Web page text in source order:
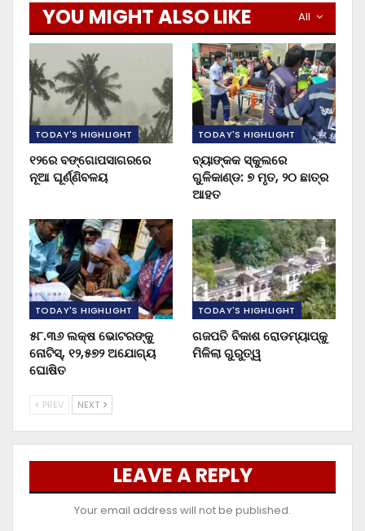
All
YOU MIGHT ALSO LIKE
TODAY'S HIGHLIGHT
୧୨ରେ ବଙ୍ଗୋପସାଗରରେ
ନୂଆ ଘୂର୍ଣ୍ଣିବଳୟ
TODAY'S HIGHLIGHT
ବ୍ୟାଙ୍କକ ସ୍କୁଲରେ
ଗୁଳିକାଣ୍ଡ: ୭ ମୃତ, ୨୦ ଛାତ୍ର
ଆହତ
TODAY'S HIGHLIGHT
୫୮.୩୬ ଲକ୍ଷ ଭୋଟରଙ୍କୁ
ନୋଟିସ୍‌, ୧୨,୫୭୨ ଅଯୋଗ୍ୟ
ଘୋଷିତ
TODAY'S HIGHLIGHT
ଗଜପତି ବିକାଶ ରୋଡମ୍ୟାପ୍‌କୁ
ମିଳିଲା ଗୁରୁତ୍ୱ
PREV NEXT
LEAVE A REPLY
Your email address will not be published.